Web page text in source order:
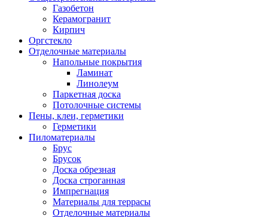
Газобетон
Керамогранит
Кирпич
Оргстекло
Отделочные материалы
Напольные покрытия
Ламинат
Линолеум
Паркетная доска
Потолочные системы
Пены, клеи, герметики
Герметики
Пиломатериалы
Брус
Брусок
Доска обрезная
Доска строганная
Импрегнация
Материалы для террасы
Отделочные материалы